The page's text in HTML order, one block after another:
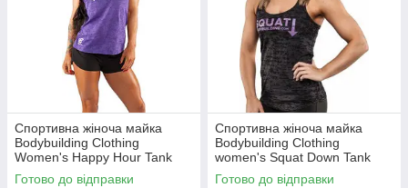
Спортивна жіноча майка
Bodybuilding Clothing
Women's Happy Hour Tank
бузкова L
Готово до відправки
Спортивна жіноча майка
Bodybuilding Clothing
women's Squat Down Tank
чорна L
Готово до відправки